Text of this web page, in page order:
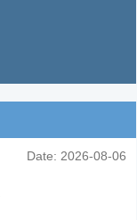
Date: 2026-08-06